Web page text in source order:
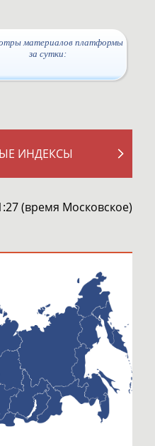
материалов платформы
за сутки:
ИНДЕКСЫ
(время Московское)